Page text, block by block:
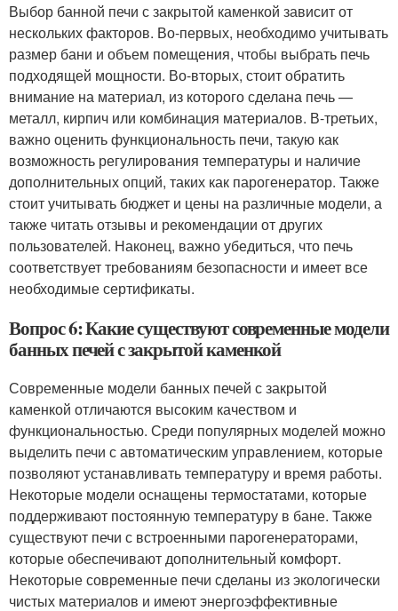
Выбор банной печи с закрытой каменкой зависит от
нескольких факторов. Во-первых, необходимо учитывать
размер бани и объем помещения, чтобы выбрать печь
подходящей мощности. Во-вторых, стоит обратить
внимание на материал, из которого сделана печь —
металл, кирпич или комбинация материалов. В-третьих,
важно оценить функциональность печи, такую как
возможность регулирования температуры и наличие
дополнительных опций, таких как парогенератор. Также
стоит учитывать бюджет и цены на различные модели, а
также читать отзывы и рекомендации от других
пользователей. Наконец, важно убедиться, что печь
соответствует требованиям безопасности и имеет все
необходимые сертификаты.
Вопрос 6: Какие существуют современные модели
банных печей с закрытой каменкой
Современные модели банных печей с закрытой
каменкой отличаются высоким качеством и
функциональностью. Среди популярных моделей можно
выделить печи с автоматическим управлением, которые
позволяют устанавливать температуру и время работы.
Некоторые модели оснащены термостатами, которые
поддерживают постоянную температуру в бане. Также
существуют печи с встроенными парогенераторами,
которые обеспечивают дополнительный комфорт.
Некоторые современные печи сделаны из экологически
чистых материалов и имеют энергоэффективные